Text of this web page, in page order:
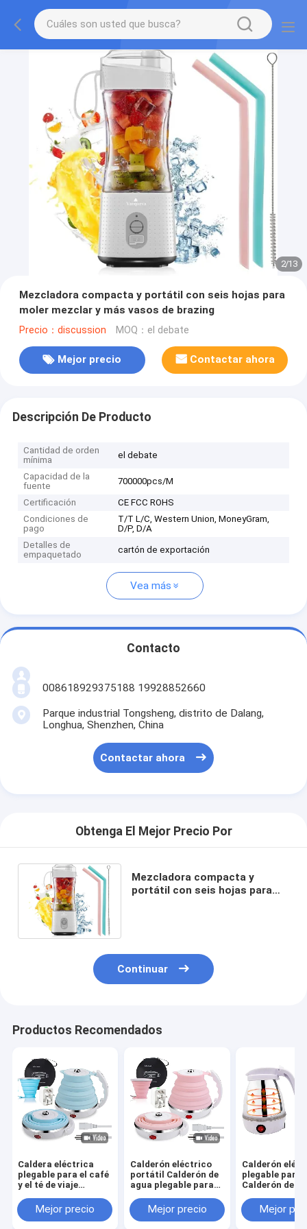
2/13
Mezcladora compacta y portátil con seis hojas para
moler mezclar y más vasos de brazing
Precio：discussion MOQ：el debate
Mejor precio Contactar ahora
Descripción De Producto
Cantidad de orden
mínima
el debate
Capacidad de la
fuente
700000pcs/M
Certificación
CE FCC ROHS
Condiciones de
pago
T/T L/C, Western Union, MoneyGram,
D/P, D/A
Detalles de
empaquetado
cartón de exportación
Vea más
Contacto
008618929375188 19928852660
Parque industrial Tongsheng, distrito de Dalang,
Longhua, Shenzhen, China
Contactar ahora
Obtenga El Mejor Precio Por
Mezcladora compacta y
portátil con seis hojas para
Continuar
Productos Recomendados
Caldera eléctrica
plegable para el café
y el té de viaje
plegable de
ebullición rápida
Mejor precio
Calderón eléctrico
portátil Calderón de
agua plegable para
600 mlMejor precio
Calderón
plegable para
Calderón de
para café y té
rápida
Mejor